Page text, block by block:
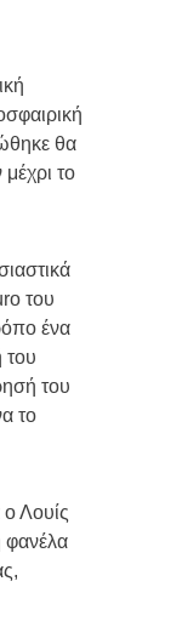
θα
το
του
ένα
του
του
το
Λουίς
φανέλα